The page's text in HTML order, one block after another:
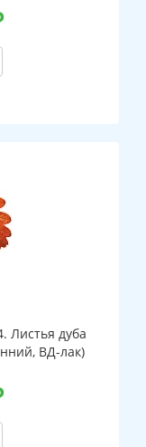
Листья дуба
ВД-лак)